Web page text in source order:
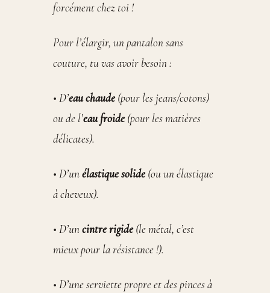
forcément chez toi !
Pour l’élargir, un pantalon sans
couture, tu vas avoir besoin :
• D’eau chaude(pour les jeans/cotons)
ou de l’eau froide(pour les matières
délicates).
• D’unélastique solide(ou un élastique
à cheveux).
• D’uncintre rigide(le métal, c’est
mieux pour la résistance !).
• D’une serviette propre et des pinces à